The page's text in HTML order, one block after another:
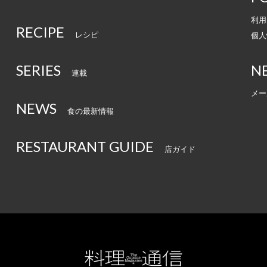
RECIPE レシピ
SERIES 連載
NEWS 食の最新情報
RESTAURANT GUIDE 店ガイド
利
個
メ